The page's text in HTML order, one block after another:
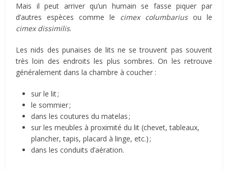
Mais il peut arriver qu’un humain se fasse piquer par
d’autres espèces comme le cimex columbarius ou le
cimex dissimilis.
Les nids des punaises de lits ne se trouvent pas souvent
très loin des endroits les plus sombres. On les retrouve
généralement dans la chambre à coucher :
sur le lit ;
le sommier ;
dans les coutures du matelas ;
sur les meubles à proximité du lit (chevet, tableaux,
plancher, tapis, placard à linge, etc.) ;
dans les conduits d’aération.